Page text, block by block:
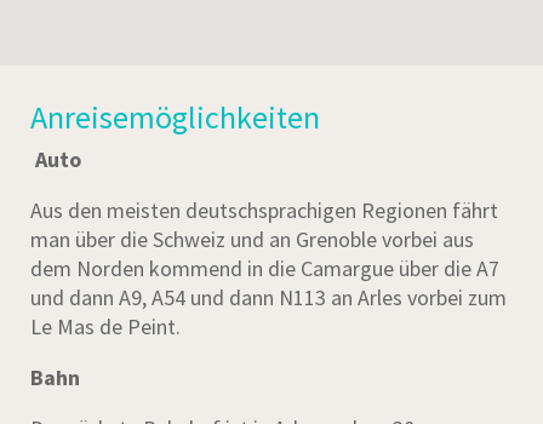
Anreisemöglichkeiten
Auto
Aus den meisten deutschsprachigen Regionen fährt
man über die Schweiz und an Grenoble vorbei aus
dem Norden kommend in die Camargue über die A7
und dann A9, A54 und dann N113 an Arles vorbei zum
Le Mas de Peint.
Bahn